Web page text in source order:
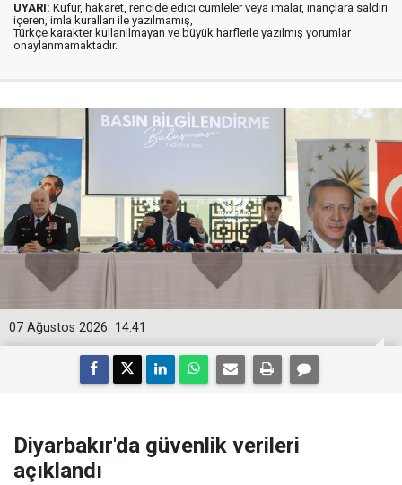
UYARI: Küfür, hakaret, rencide edici cümleler veya imalar, inançlara saldırı
içeren, imla kuralları ile yazılmamış,
Türkçe karakter kullanılmayan ve büyük harflerle yazılmış yorumlar
onaylanmamaktadır.
14:41
07 Ağustos 2026
Diyarbakır'da güvenlik verileri
açıklandı